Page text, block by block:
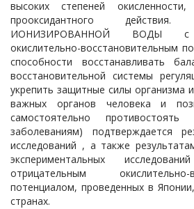
высоких степеней
прооксидантного действия.
ИОНИЗИРОВАННОЙ ВОДЫ с
окислительно-восстановительным
способности восстанавливать
восстановительной системы
укрепить защитные силы организма
важных органов человека и
самостоятельно противостоять
заболеваниям) подтверждается
исследований , а также
экспериментальных
отрицательным окислительно-
потенциалом, проведенных в
странах.